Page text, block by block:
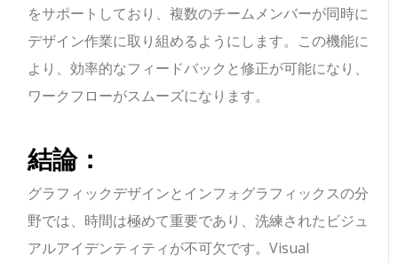
をサポートしており、複数のチームメンバーが同時に
デザイン作業に取り組めるようにします。この機能に
より、効率的なフィードバックと修正が可能になり、
ワークフローがスムーズになります。
結論：
グラフィックデザインとインフォグラフィックスの分
野では、時間は極めて重要であり、洗練されたビジュ
アルアイデンティティが不可欠です。Visual